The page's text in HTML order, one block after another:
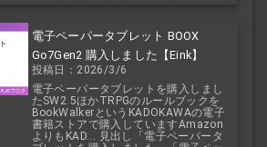
電子ペーパータブレット BOOX
Go7Gen2 購入しました【Eink】
投稿日：2026/3/6
電子ペーパータブレットを購入しまし
たSW2.5ほかTRPGのルールブックを
BookWalkerというKADOKAWAの電子
書籍ストアで購入していますAmazon
よりもKAD... 見出し「電子ペーパータ